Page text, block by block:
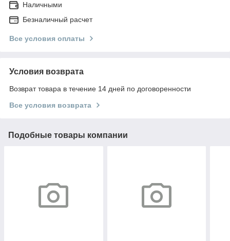
Наличными
Безналичный расчет
Все условия оплаты
Условия возврата
Возврат товара в течение 14 дней по договоренности
Все условия возврата
Подобные товары компании